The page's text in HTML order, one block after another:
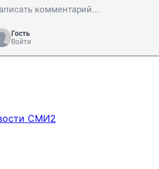
Гость
Войти
СМИ2